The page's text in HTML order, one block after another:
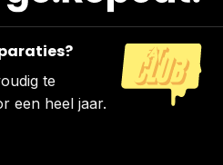
te
een heel jaar.